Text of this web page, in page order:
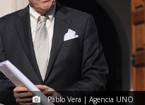
Pablo Vera | Agencia UNO